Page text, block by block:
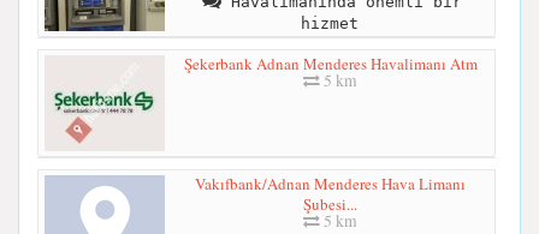
hizmet
Şekerbank Adnan Menderes Havalimanı Atm
5 km
Vakıfbank/Adnan Menderes Hava Limanı
Şubesi...
5 km